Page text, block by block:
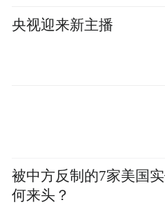
央视迎来新主播
被中方反制的7家美国
何来头？